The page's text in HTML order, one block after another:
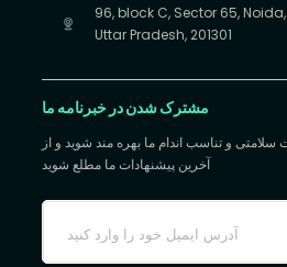
96, block C, Sector 65, Noida,
Uttar Pradesh, 201301
مشترک شدن در خبرنامه ما
و تناسب اندام ما بهره مند شوید و از
آخرین پیشنهادات ما مطلع شوید